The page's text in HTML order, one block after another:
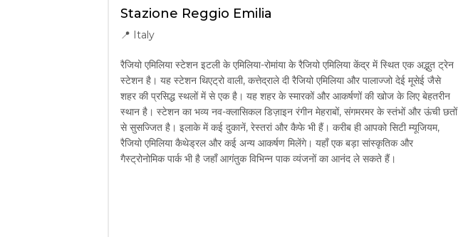
Stazione Reggio Emilia
📍 Italy
रैजियो एमिलिया स्टेशन इटली के एमिलिया-रोमांया के रैजियो एमिलिया केंद्र में स्थित एक अद्भुत ट्रेन
स्टेशन है। यह स्टेशन थिएट्रो वाली, कत्तेद्राले दी रैजियो एमिलिया और पालाज्जो देई मूसेई जैसे
शहर की प्रसिद्ध स्थलों में से एक है। यह शहर के स्मारकों और आकर्षणों की खोज के लिए बेहतरीन
स्थान है। स्टेशन का भव्य नव-क्लासिकल डिज़ाइन रंगीन मेहराबों, संगमरमर के स्तंभों और ऊंची छतों
से सुसज्जित है। इलाके में कई दुकानें, रेस्तरां और कैफे भी हैं। करीब ही आपको सिटी म्यूजियम,
रैजियो एमिलिया कैथेड्रल और कई अन्य आकर्षण मिलेंगे। यहाँ एक बड़ा सांस्कृतिक और
गैस्ट्रोनोमिक पार्क भी है जहाँ आगंतुक विभिन्न पाक व्यंजनों का आनंद ले सकते हैं।